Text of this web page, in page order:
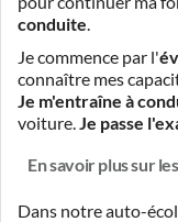
conduite.
Je commence par l'
connaître mes
Je m'entraîne à
voiture. Je passe
En savoir plus sur
Dans notre auto-